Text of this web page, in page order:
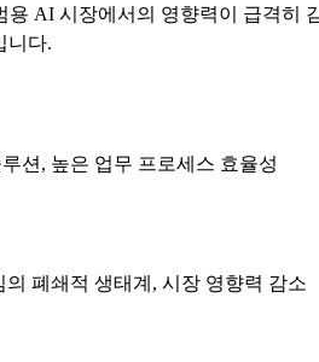
AI 시장에서의 영향력이 급격
니다.
션, 높은 업무 프로세스 효율성
폐쇄적 생태계, 시장 영향력 감소